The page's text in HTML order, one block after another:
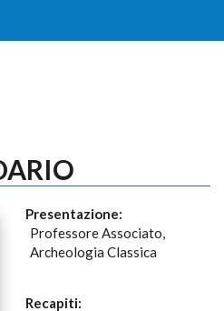
Presentazione:
Professore Associato,
Archeologia Classica
Recapiti: